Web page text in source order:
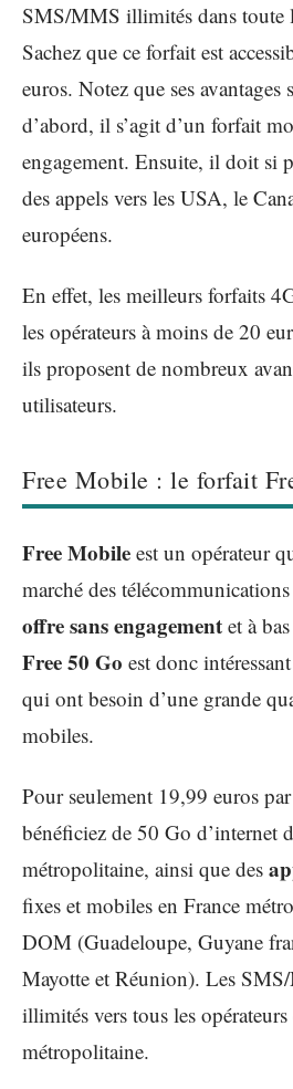
SMS/MMS illimités dans toute
Sachez que ce forfait est
euros. Notez que ses
d’abord, il s’agit d’un forfait
engagement. Ensuite, il doit si
des appels vers les USA, le
européens.
En effet, les meilleurs forfaits
les opérateurs à moins de 20
ils proposent de nombreux
utilisateurs.
Free Mobile : le forfait
Free Mobile est un opérateur
marché des
offre sans engagement et à
Free 50 Go est donc
qui ont besoin d’une grande
mobiles.
Pour seulement 19,99 euros
bénéficiez de 50 Go d’internet
métropolitaine, ainsi que des
fixes et mobiles en France
DOM (Guadeloupe, Guyane
Mayotte et Réunion). Les
illimités vers tous les opérateurs
métropolitaine.